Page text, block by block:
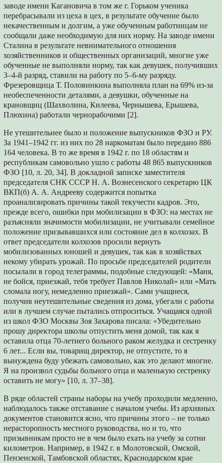
заводе имени Кагановича в том же г. Горьком ученика
перебрасывали из цеха в цех, в результате обучение было
некачественным и долгим, а уже обученным работницам не
сообщали даже необходимую для них норму. На заводе имени
Сталина в результате невнимательного отношения
хозяйственников и общественных организаций, многие уже
обученные не выполняли норму, так как девушек, получивших
3–4-й разряд, ставили на работу по 5–6-му разряду.
Фрезеровщица Т. Половинкина выполняла план на 69% из-за
необеспеченности деталями, а девушки, обученные на
крановщиц (Шахволина, Килеева, Чернышева, Ерышева,
Плюхина) работали чернорабочими [2].
Не утешительнее было и положение выпускников ФЗО и РУ.
За 1941–1942 гг. из них по 28 наркоматам было передано 886
164 человека. В то же время в 1942 г. по 18 областям и
республикам самовольно ушло с работы 48 865 выпускников
ФЗО [10, л. 20, 34]. В докладной записке заместителя
председателя СНК СССР Н. А. Вознесенского секретарю ЦК
ВКП(б) А. А. Андрееву содержится попытка
проанализировать причины такой текучести кадров. Это,
прежде всего, ошибки при мобилизации в ФЗО: на местах не
разъясняли значимости мобилизации, не учитывали семейное
положение призывавшихся или состояние дел в колхозах. В
ответ председатели колхозов просили вернуть
мобилизованных юношей и девушек, так как в хозяйствах
некому убирать урожай. По просьбе председателей родители
посылали в город телеграммы, подобные следующей: «Маня,
не бойся, приезжай, тебя требует Павлов Николай» или «Мать
сломала ногу, немедленно приезжай». Сами учащиеся,
получив неутешительные сведения из дома, убегали с работы
или в лучшем случае пытались отпроситься. Учащаяся одной
из школ ФЗО Москвы Зоя Захарова писала: «Убедительно
прошу директора школы отпустить меня домой, так как я
оставила отца 70-летнего больного раком желудка и сестренку
6 лет... Если вы, товарищ директор, не отпустите, то я
вынуждена буду убежать самовольно, как это делают многие.
Я на произвол судьбы больного отца и маленькую сестренку
оставить не могу» [10, л. 37–38].
В ряде областей страны наборы на учебу проходили медленно,
наблюдалось также отставание с началом учебы. Из архивных
документов становится ясно, что причины этого – не только
нерасторопность местного руководства, но и то, что
призывникам просто не в чем было ехать на учебу за сотни
километров. Например, в 1942 г. в Молотовской, Омской,
Пензенской, Тамбовской областях, Краснодарском крае